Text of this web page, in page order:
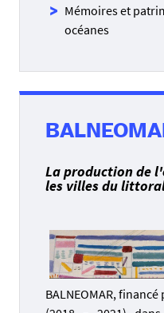
Mémoires et
océanes
La production de
les villes du
BALNEOMAR,